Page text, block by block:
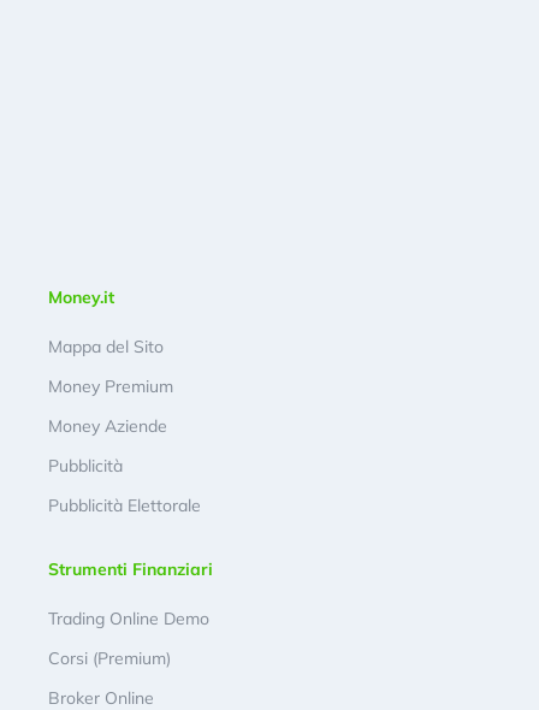
Money.it
Mappa del Sito
Money Premium
Money Aziende
Pubblicità
Pubblicità Elettorale
Strumenti Finanziari
Trading Online Demo
Corsi (Premium)
Broker Online